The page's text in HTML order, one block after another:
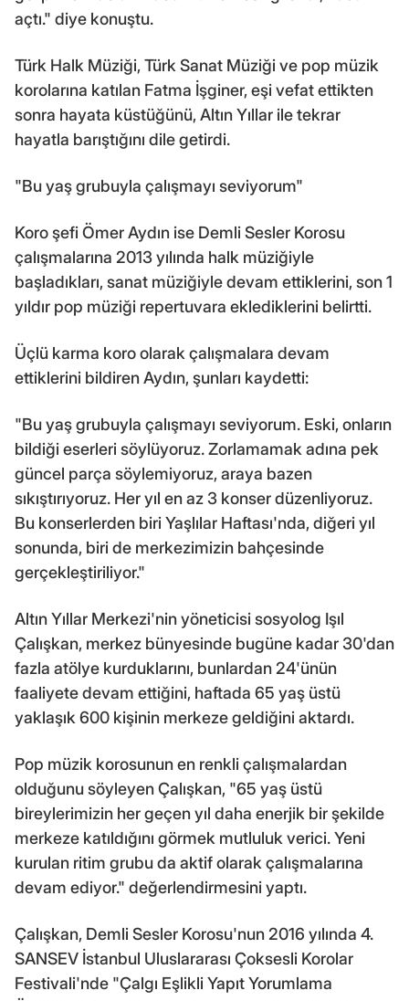
açtı." diye konuştu.
Türk Halk Müziği, Türk Sanat Müziği ve pop müzik
korolarına katılan Fatma İşginer, eşi vefat ettikten
sonra hayata küstüğünü, Altın Yıllar ile tekrar
hayatla barıştığını dile getirdi.
"Bu yaş grubuyla çalışmayı seviyorum"
Koro şefi Ömer Aydın ise Demli Sesler Korosu
çalışmalarına 2013 yılında halk müziğiyle
başladıkları, sanat müziğiyle devam ettiklerini, son 1
yıldır pop müziği repertuvara eklediklerini belirtti.
Üçlü karma koro olarak çalışmalara devam
ettiklerini bildiren Aydın, şunları kaydetti:
"Bu yaş grubuyla çalışmayı seviyorum. Eski, onların
bildiği eserleri söylüyoruz. Zorlamamak adına pek
güncel parça söylemiyoruz, araya bazen
sıkıştırıyoruz. Her yıl en az 3 konser düzenliyoruz.
Bu konserlerden biri Yaşlılar Haftası'nda, diğeri yıl
sonunda, biri de merkezimizin bahçesinde
gerçekleştiriliyor."
Altın Yıllar Merkezi'nin yöneticisi sosyolog Işıl
Çalışkan, merkez bünyesinde bugüne kadar 30'dan
fazla atölye kurduklarını, bunlardan 24'ünün
faaliyete devam ettiğini, haftada 65 yaş üstü
yaklaşık 600 kişinin merkeze geldiğini aktardı.
Pop müzik korosunun en renkli çalışmalardan
olduğunu söyleyen Çalışkan, "65 yaş üstü
bireylerimizin her geçen yıl daha enerjik bir şekilde
merkeze katıldığını görmek mutluluk verici. Yeni
kurulan ritim grubu da aktif olarak çalışmalarına
devam ediyor." değerlendirmesini yaptı.
Çalışkan, Demli Sesler Korosu'nun 2016 yılında 4.
SANSEV İstanbul Uluslararası Çoksesli Korolar
Festivali'nde "Çalgı Eşlikli Yapıt Yorumlama